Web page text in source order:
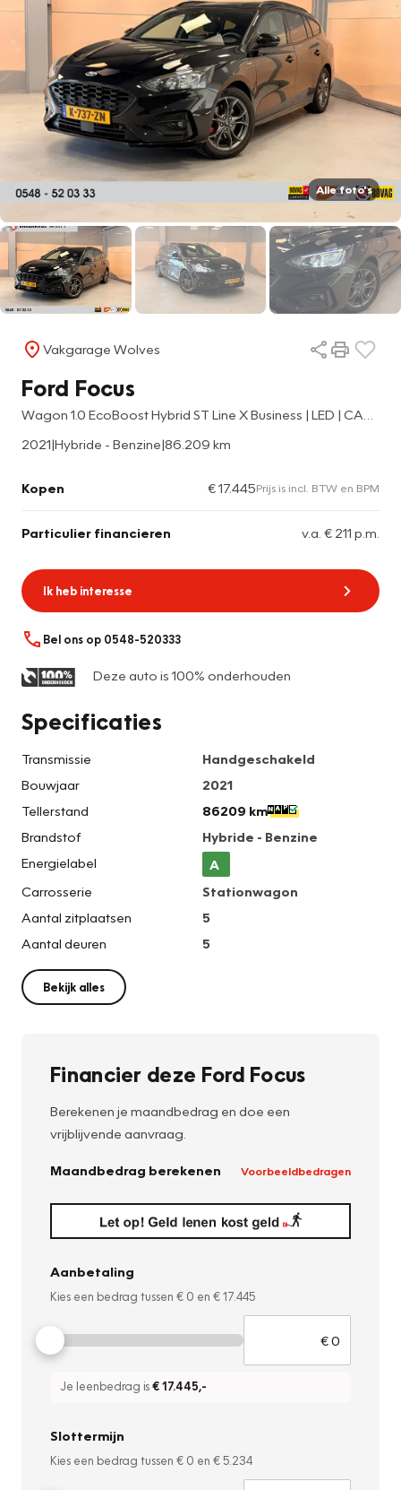
Alle foto's
Vakgarage Wolves
Ford Focus
2021|Hybride - Benzine|86.209 km
Kopen € 17.445Prijs is incl. BTW en BPM
Particulier financieren v.a. € 211 p.m.
Ik heb interesse
Bel ons op 0548-520333
Deze auto is 100% onderhouden
Specificaties
Transmissie
Handgeschakeld
Bouwjaar
2021
Tellerstand
86209 km
Brandstof
Hybride - Benzine
Energielabel
A
Carrosserie
Stationwagon
Aantal zitplaatsen
5
Aantal deuren
5
Bekijk alles
Financier deze Ford Focus
Berekenen je maandbedrag en doe een
vrijblijvende aanvraag.
Maandbedrag berekenen Voorbeeldbedragen
Aanbetaling
Kies een bedrag tussen € 0 en € 17.445
Je leenbedrag is€ 17.445,-
Slottermijn
Kies een bedrag tussen € 0 en € 5.234